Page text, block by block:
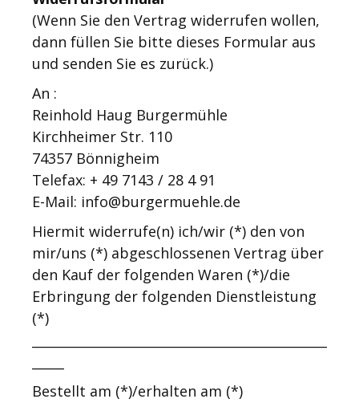
(Wenn Sie den Vertrag widerrufen wollen,
dann füllen Sie bitte dieses Formular aus
und senden Sie es zurück.)
An :
Reinhold Haug Burgermühle
Kirchheimer Str. 110
74357 Bönnigheim
Telefax: + 49 7143 / 28 4 91
E-Mail: info@burgermuehle.de
Hiermit widerrufe(n) ich/wir (*) den von
mir/uns (*) abgeschlossenen Vertrag über
den Kauf der folgenden Waren (*)/die
Erbringung der folgenden Dienstleistung
(*)
Bestellt am (*)/erhalten am (*)